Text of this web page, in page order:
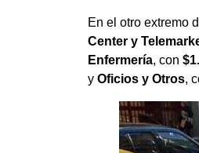
En el otro extremo
Center y
Enfermería, con
y Oficios y Otros,